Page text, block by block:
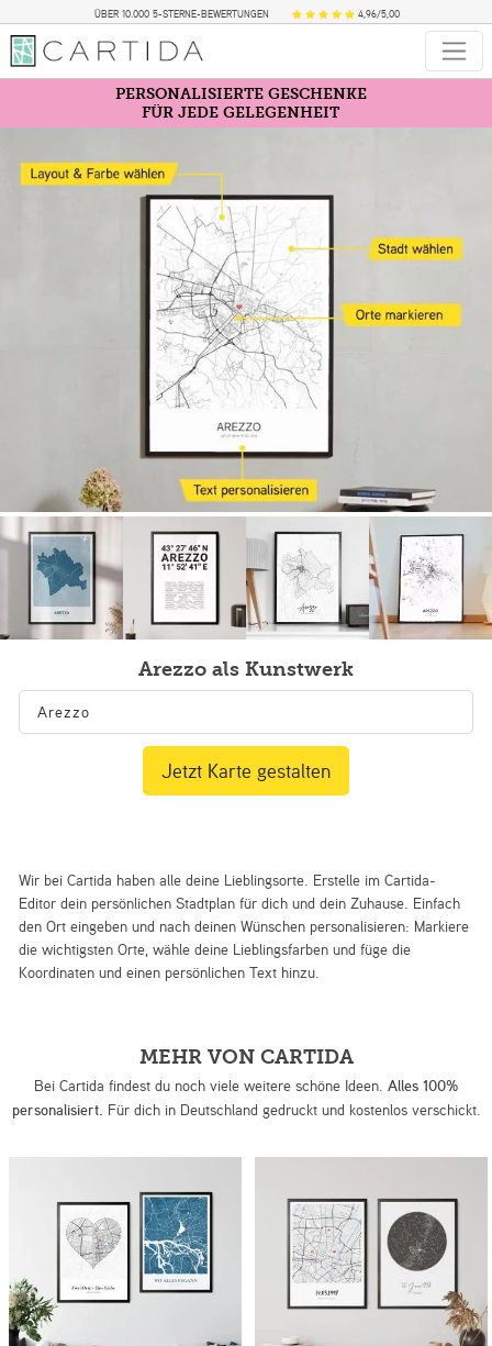
ÜBER 10.000 5-STERNE-BEWERTUNGEN 4,96/5,00
PERSONALISIERTE GESCHENKE
FÜR JEDE GELEGENHEIT
Arezzo als Kunstwerk
Wir bei Cartida haben alle deine Lieblingsorte. Erstelle im Cartida-
Editor dein persönlichen Stadtplan für dich und dein Zuhause. Einfach
den Ort eingeben und nach deinen Wünschen personalisieren: Markiere
die wichtigsten Orte, wähle deine Lieblingsfarben und füge die
Koordinaten und einen persönlichen Text hinzu.
Jetzt Karte gestalten
MEHR VON CARTIDA
Bei Cartida findest du noch viele weitere schöne Ideen. Alles 100%
personalisiert. Für dich in Deutschland gedruckt und kostenlos verschickt.